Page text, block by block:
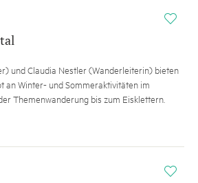
i
und Claudia Nestler (Wanderleiterin) bieten
an Winter- und Sommeraktivitäten im
Themenwanderung bis zum Eisklettern.
i